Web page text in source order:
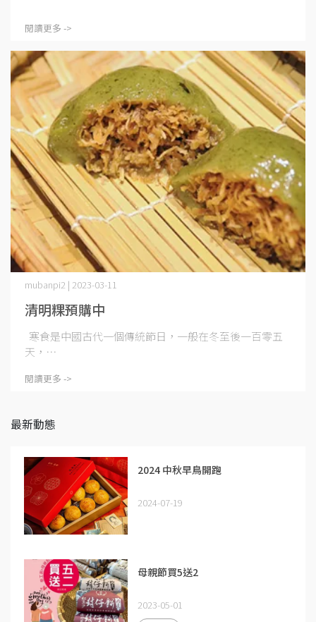
閱讀更多 ->
清明粿預購中
mubanpi2 | 2023-03-11
寒食是中國古代一個傳統節日，一般在冬至後一百零五
天，⋯
閱讀更多 ->
最新動態
2024 中秋早鳥開跑
2024-07-19
母親節買5送2
2023-05-01